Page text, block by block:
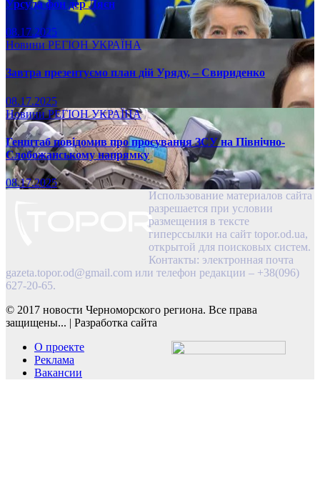
Урсула фон дер Ляєн
08.17.2025
Новини РЕГІОН УКРАЇНА
Завтра презентуємо план дій Уряду, – Свириденко
08.17.2025
НовиниРЕГІОНУКРАЇНА
Генштаб повідомив про просування ЗСУ на Північно-
Слобожанському напрямку
08.17.2025
Использование материалов сайта
разрешается при условии
размещения в тексте
гиперссылки на сайт topor.od.ua,
открытой для поисковых систем.
Контакты: электронная почта
gazeta.topor.od@gmail.com или телефон редакции – +38(096)
627-20-65.
© 2017 новости Черноморского региона. Все права
защищены... | Разработка сайта
О проекте
Реклама
Вакансии